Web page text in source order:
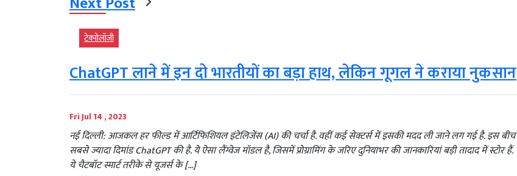
टेक्‍नोलॉजी
ChatGPT लाने में इन दो भारतीयों का बड़ा हाथ, लेकिन गूगल ने कराया नुकसान
Fri Jul 14 , 2023
नई दिल्ली: आजकल हर फील्ड में आर्टिफिशियल इंटेलिजेंस (AI) की चर्चा है. वहीं कई सेक्टर्स में इसकी मदद ली जाने लग गई है. इस बीच
सबसे ज्यादा दिमांड ChatGPT की है. ये ऐसा लैंग्वेज मॉडल है, जिसमें प्रोग्रामिंग के जरिए दुनियाभर की जानकारियां बड़ी तादाद में स्टोर हैं.
ये चैटबॉट स्मार्ट तरीके से यूजर्स के […]